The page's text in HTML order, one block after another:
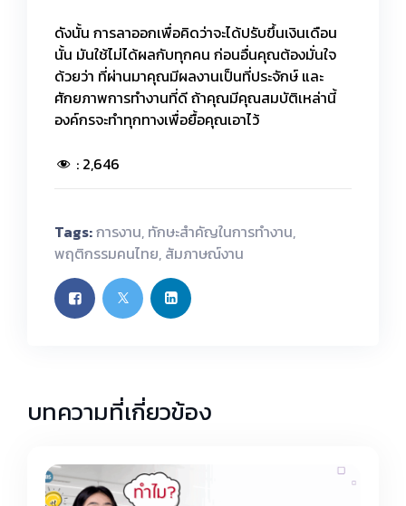
ดังนั้น การลาออกเพื่อคิดว่าจะได้ปรับขึ้นเงินเดือน
นั้น มันใช้ไม่ได้ผลกับทุกคน ก่อนอื่นคุณต้องมั่นใจ
ด้วยว่า ที่ผ่านมาคุณมีผลงานเป็นที่ประจักษ์ และ
ศักยภาพการทำงานที่ดี ถ้าคุณมีคุณสมบัติเหล่านี้
องค์กรจะทำทุกทางเพื่อยื้อคุณเอาไว้
: 2,646
Tags:การงาน, ทักษะสำคัญในการทำงาน,
พฤติกรรมคนไทย, สัมภาษณ์งาน
บทความที่เกี่ยวข้อง